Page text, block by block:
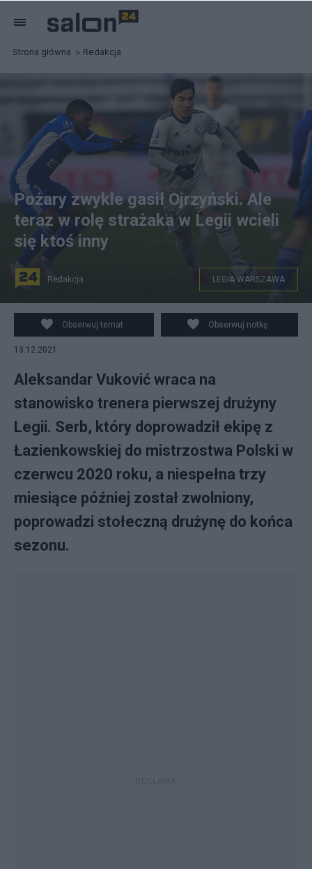
Strona główna Redakcja
PAP/Piotr Nowak
Pożary zwykle gasił Ojrzyński. Ale
teraz w rolę strażaka w Legii wcieli
się ktoś inny
Redakcja LEGIA WARSZAWA
Obserwuj temat Obserwuj notkę
13.12.2021
Aleksandar Vuković wraca na
stanowisko trenera pierwszej drużyny
Legii. Serb, który doprowadził ekipę z
Łazienkowskiej do mistrzostwa Polski w
czerwcu 2020 roku, a niespełna trzy
miesiące później został zwolniony,
poprowadzi stołeczną drużynę do końca
sezonu.